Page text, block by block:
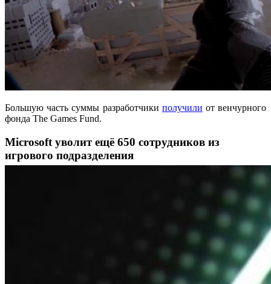
Большую часть суммы разработчики получили от венчурного
фонда The Games Fund.
Microsoft уволит ещё 650 сотрудников из
игрового подразделения